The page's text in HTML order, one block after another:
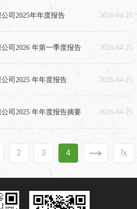
2026-04-25
司2025年年度报告
2026-04-25
司2026 年第一季度报告
2026-04-25
司2025 年年度报告
2026-04-25
司2025 年年度报告摘要
2 3 4 ĩҳ